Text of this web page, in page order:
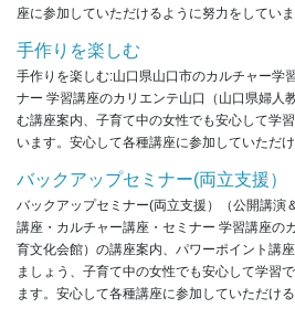
座に参加していただけるように努力をしていま
手作りを楽しむ
手作りを楽しむ:山口県山口市のカルチャー学
ナー 学習講座のカリエンテ山口（山口県婦人
む講座案内、子育て中の女性でも安心して学
います。安心して各種講座に参加していただ
バックアップセミナー(両立支援）
バックアップセミナー(両立支援）（公開講演
講座・カルチャー講座・セミナー 学習講座の
育文化会館）の講座案内、パワーポイント講
ましょう、子育て中の女性でも安心して学習
ます。安心して各種講座に参加していただけ